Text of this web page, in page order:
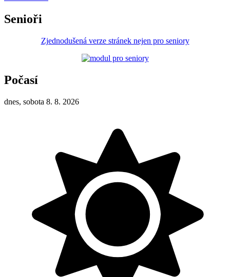
Senioři
Zjednodušená verze stránek nejen pro seniory
Počasí
dnes, sobota 8. 8. 2026